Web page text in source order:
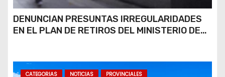
DENUNCIAN PRESUNTAS IRREGULARIDADES
EN EL PLAN DE RETIROS DEL MINISTERIO DE
CATEGORIAS NOTICIAS PROVINCIALES